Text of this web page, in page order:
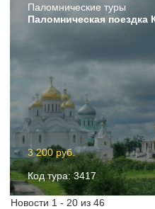
Пaломнические туры
Паломническая поездка
3 200 руб.
Код тура: 3417
Новости 1 - 20 из 46